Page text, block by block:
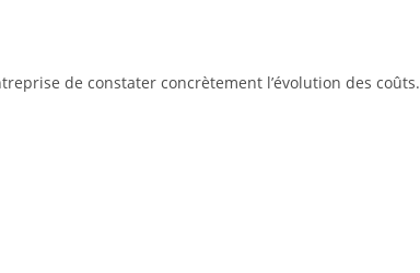
de constater concrètement l’évolution des coûts.